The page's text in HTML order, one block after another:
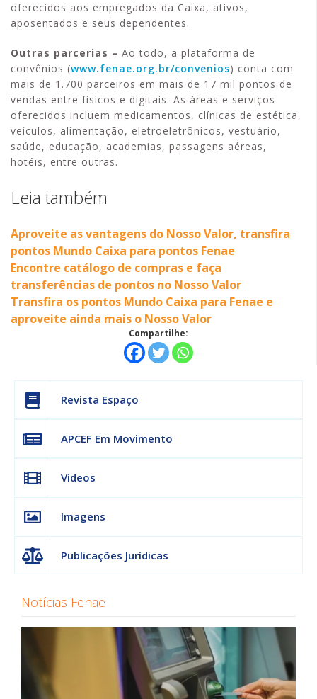
oferecidos aos empregados da Caixa, ativos,
aposentados e seus dependentes.
Outras parcerias – Ao todo, a plataforma de
convênios (www.fenae.org.br/convenios) conta com
mais de 1.700 parceiros em mais de 17 mil pontos de
vendas entre físicos e digitais. As áreas e serviços
oferecidos incluem medicamentos, clínicas de estética,
veículos, alimentação, eletroeletrônicos, vestuário,
saúde, educação, academias, passagens aéreas,
hotéis, entre outras.
Leia também
Aproveite as vantagens do Nosso Valor, transfira
pontos Mundo Caixa para pontos Fenae
Encontre catálogo de compras e faça
transferências de pontos no Nosso Valor
Transfira os pontos Mundo Caixa para Fenae e
aproveite ainda mais o Nosso Valor
Compartilhe:
Revista Espaço
APCEF Em Movimento
Vídeos
Imagens
Publicações Jurídicas
Notícias Fenae